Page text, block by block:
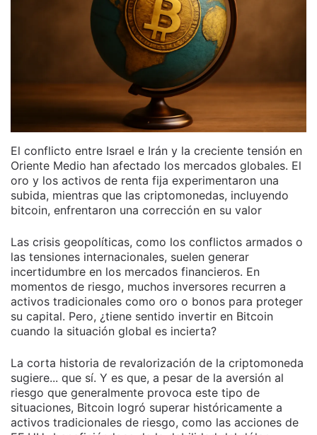
El conflicto entre Israel e Irán y la creciente tensión en
Oriente Medio han afectado los mercados globales. El
oro y los activos de renta fija experimentaron una
subida, mientras que las criptomonedas, incluyendo
bitcoin, enfrentaron una corrección en su valor
Las crisis geopolíticas, como los conflictos armados o
las tensiones internacionales, suelen generar
incertidumbre en los mercados financieros. En
momentos de riesgo, muchos inversores recurren a
activos tradicionales como oro o bonos para proteger
su capital. Pero, ¿tiene sentido invertir en Bitcoin
cuando la situación global es incierta?
La corta historia de revalorización de la criptomoneda
sugiere... que sí. Y es que, a pesar de la aversión al
riesgo que generalmente provoca este tipo de
situaciones, Bitcoin logró superar históricamente a
activos tradicionales de riesgo, como las acciones de